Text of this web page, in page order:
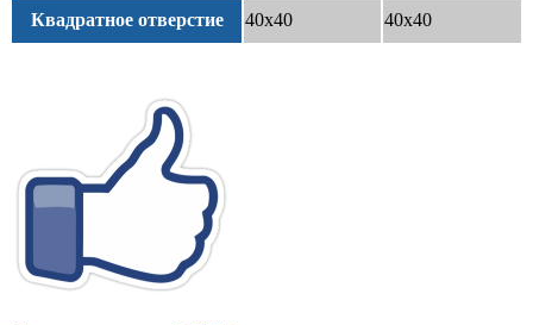
Квадратное отверстие
40x40 40x40